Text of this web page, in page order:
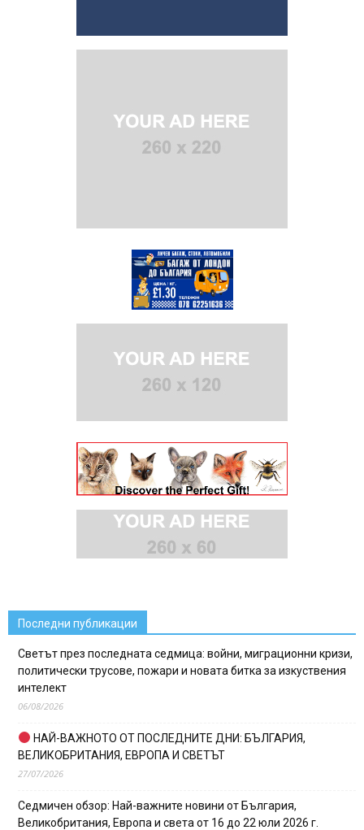
Последни публикации
Светът през последната седмица: войни, миграционни кризи,
политически трусове, пожари и новата битка за изкуствения
интелект
06/08/2026
НАЙ-ВАЖНОТО ОТ ПОСЛЕДНИТЕ ДНИ: БЪЛГАРИЯ,
ВЕЛИКОБРИТАНИЯ, ЕВРОПА И СВЕТЪТ
27/07/2026
Седмичен обзор: Най-важните новини от България,
Великобритания, Европа и света от 16 до 22 юли 2026 г.